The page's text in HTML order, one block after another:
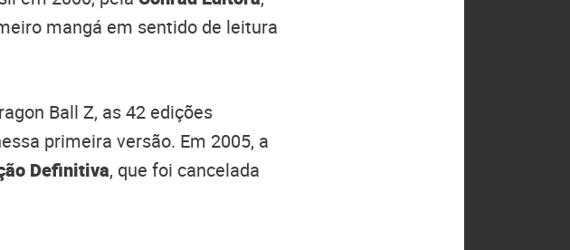
mangá em sentido de leitura
Ball Z, as 42 edições
primeira versão. Em 2005, a
Definitiva, que foi cancelada